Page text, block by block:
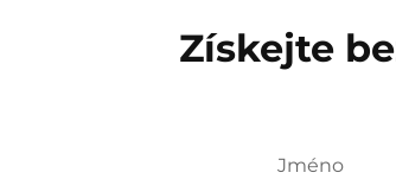
Získejte
Jméno